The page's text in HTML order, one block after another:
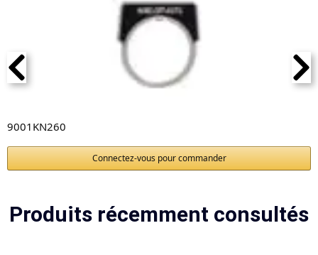
9001KN260
Connectez-vous pour commander
Produits récemment consultés